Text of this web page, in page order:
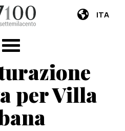
ITA
per Villa